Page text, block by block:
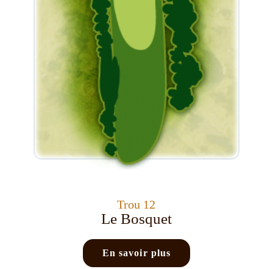
Trou 12
Le Bosquet
En savoir plus